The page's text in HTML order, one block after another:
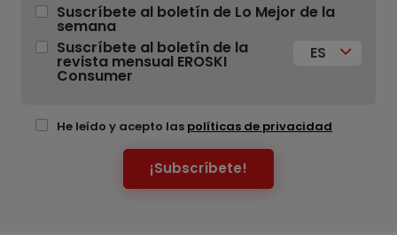
Suscríbete al boletín de Lo Mejor de la
semana
Suscríbete al boletín de la
revista mensual EROSKI
Consumer
ES
He leído y acepto las políticas de privacidad
¡Subscríbete!